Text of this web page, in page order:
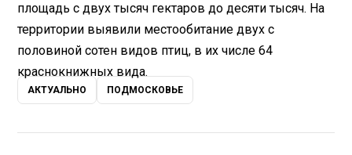
площадь с двух тысяч гектаров до десяти тысяч. На
территории выявили местообитание двух с
половиной сотен видов птиц, в их числе 64
краснокнижных вида.
АКТУАЛЬНО ПОДМОСКОВЬЕ